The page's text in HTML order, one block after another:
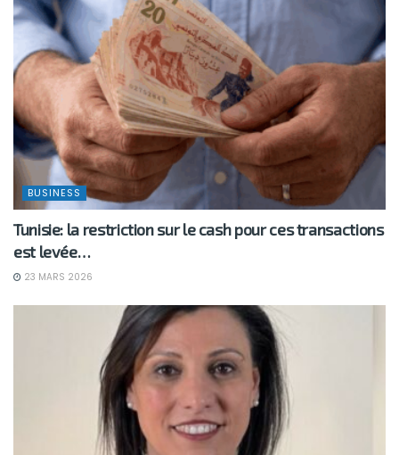
BUSINESS
Tunisie: la restriction sur le cash pour ces transactions
est levée…
23 MARS 2026